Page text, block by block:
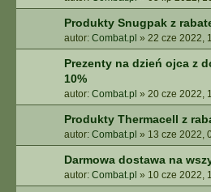
Produkty Snugpak z
autor: Combat.pl » 22 cze 2022,
Prezenty na dzień ojca z
10%
autor: Combat.pl » 20 cze 2022,
Produkty Thermacell z
autor: Combat.pl » 13 cze 2022,
Darmowa dostawa na
autor: Combat.pl » 10 cze 2022,